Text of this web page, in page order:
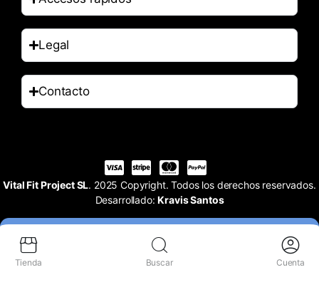
Legal
Contacto
Vital Fit Project SL. 2025 Copyright. Todos los derechos reservados.
Desarrollado:Kravis Santos
Tienda Buscar Cuenta